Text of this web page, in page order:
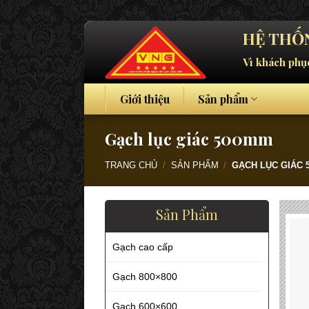
Skip
content
HỆ
Vì khách
Giới thiệu Sản phẩm
Gạch lục giác 500mm
TRANG CHỦ / SẢN PHẨM / GẠCH LỤC GIÁC
Sản Phẩm
Gạch cao cấp
Gạch 800×800
Gạch 600×600